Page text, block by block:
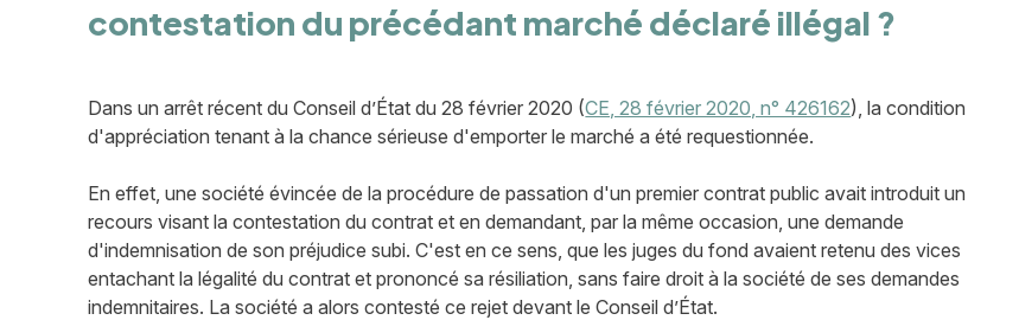
contestation du précédant marché déclaré illégal ?
Dans un arrêt récent du Conseil d’État du 28 février 2020 (CE, 28 février 2020, n° 426162), la condition
d'appréciation tenant à la chance sérieuse d'emporter le marché a été requestionnée.
En effet, une société évincée de la procédure de passation d'un premier contrat public avait introduit un
recours visant la contestation du contrat et en demandant, par la même occasion, une demande
d'indemnisation de son préjudice subi. C'est en ce sens, que les juges du fond avaient retenu des vices
entachant la légalité du contrat et prononcé sa résiliation, sans faire droit à la société de ses demandes
indemnitaires. La société a alors contesté ce rejet devant le Conseil d’État.